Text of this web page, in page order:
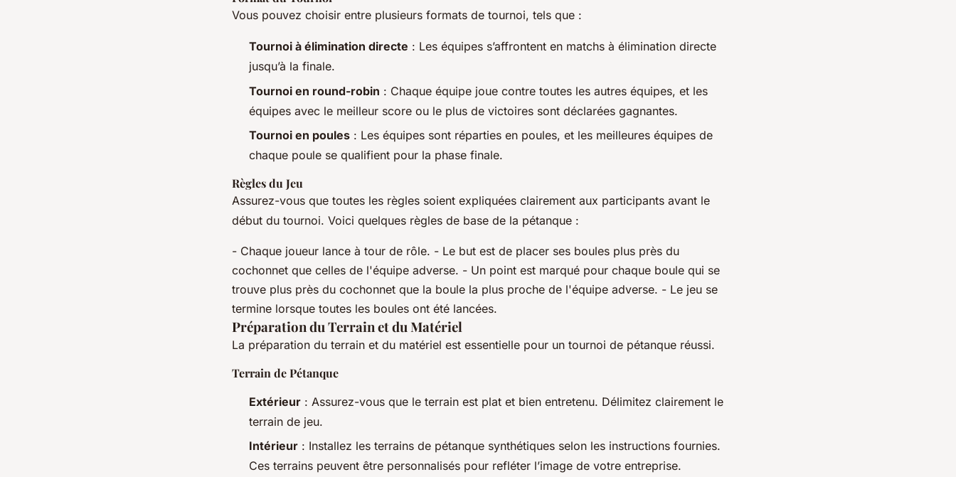
Vous pouvez choisir entre plusieurs formats de tournoi, tels que :
Tournoi à élimination directe : Les équipes s’affrontent en matchs à élimination directe
jusqu’à la finale.
Tournoi en round-robin : Chaque équipe joue contre toutes les autres équipes, et les
équipes avec le meilleur score ou le plus de victoires sont déclarées gagnantes.
Tournoi en poules : Les équipes sont réparties en poules, et les meilleures équipes de
chaque poule se qualifient pour la phase finale.
Règles du Jeu
Assurez-vous que toutes les règles soient expliquées clairement aux participants avant le
début du tournoi. Voici quelques règles de base de la pétanque :
- Chaque joueur lance à tour de rôle. - Le but est de placer ses boules plus près du
cochonnet que celles de l'équipe adverse. - Un point est marqué pour chaque boule qui se
trouve plus près du cochonnet que la boule la plus proche de l'équipe adverse. - Le jeu se
termine lorsque toutes les boules ont été lancées.
Préparation du Terrain et du Matériel
La préparation du terrain et du matériel est essentielle pour un tournoi de pétanque réussi.
Terrain de Pétanque
Extérieur : Assurez-vous que le terrain est plat et bien entretenu. Délimitez clairement le
terrain de jeu.
Intérieur : Installez les terrains de pétanque synthétiques selon les instructions fournies.
Ces terrains peuvent être personnalisés pour refléter l’image de votre entreprise.